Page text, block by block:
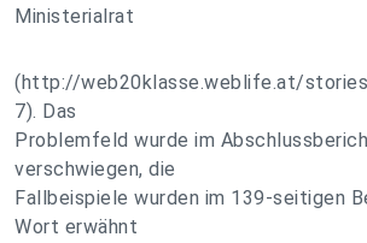
Ministerialrat
(http://web20klasse.weblife.at/
7). Das
Problemfeld wurde im
verschwiegen, die
Fallbeispiele wurden im 139-seitigen
Wort erwähnt